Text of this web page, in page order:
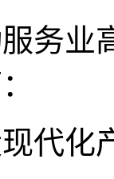
业高
化产